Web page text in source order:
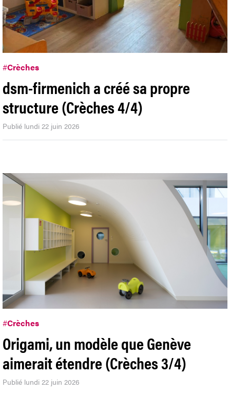
#Crèches
dsm-firmenich a créé sa propre
structure (Crèches 4/4)
Publié lundi 22 juin 2026
#Crèches
Origami, un modèle que Genève
aimerait étendre (Crèches 3/4)
Publié lundi 22 juin 2026